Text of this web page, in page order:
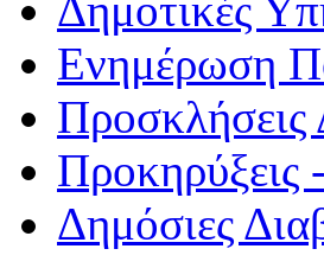
Ενημέρωση
Προσκλήσεις
Προκηρύξεις
Δημόσιες